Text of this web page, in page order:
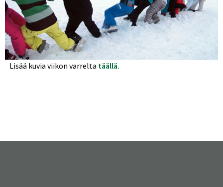
Lisää kuvia viikon varrelta täällä.